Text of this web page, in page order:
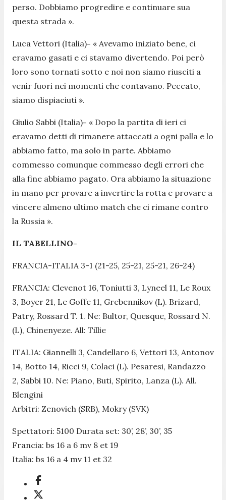
perso. Dobbiamo progredire e continuare sua
questa strada ».
Luca Vettori (Italia)- « Avevamo iniziato bene, ci
eravamo gasati e ci stavamo divertendo. Poi però
loro sono tornati sotto e noi non siamo riusciti a
venir fuori nei momenti che contavano. Peccato,
siamo dispiaciuti ».
Giulio Sabbi (Italia)- « Dopo la partita di ieri ci
eravamo detti di rimanere attaccati a ogni palla e lo
abbiamo fatto, ma solo in parte. Abbiamo
commesso comunque commesso degli errori che
alla fine abbiamo pagato. Ora abbiamo la situazione
in mano per provare a invertire la rotta e provare a
vincere almeno ultimo match che ci rimane contro
la Russia ».
IL TABELLINO-
FRANCIA-ITALIA 3-1 (21-25, 25-21, 25-21, 26-24)
FRANCIA: Clevenot 16, Toniutti 3, Lyneel 11, Le Roux
3, Boyer 21, Le Goffe 11, Grebennikov (L). Brizard,
Patry, Rossard T. 1. Ne: Bultor, Quesque, Rossard N.
(L), Chinenyeze. All: Tillie
ITALIA: Giannelli 3, Candellaro 6, Vettori 13, Antonov
14, Botto 14, Ricci 9, Colaci (L). Pesaresi, Randazzo
2, Sabbi 10. Ne: Piano, Buti, Spirito, Lanza (L). All.
Blengini
Arbitri: Zenovich (SRB), Mokry (SVK)
Spettatori: 5100 Durata set: 30’, 28’, 30’, 35
Francia: bs 16 a 6 mv 8 et 19
Italia: bs 16 a 4 mv 11 et 32